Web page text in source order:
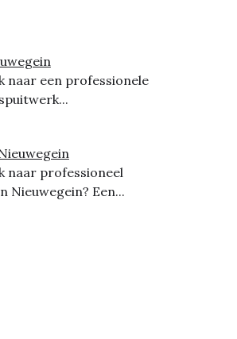
naar een professionele
naar professioneel
Nieuwegein? Een...